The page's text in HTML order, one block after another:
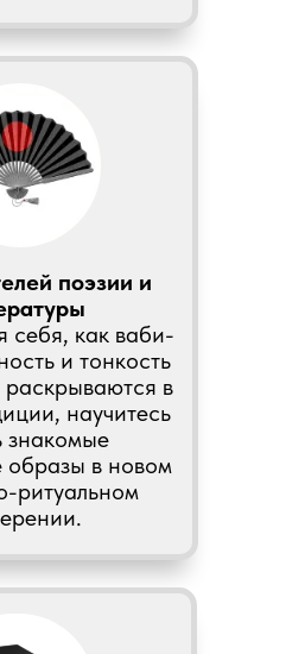
поэзии и
себя, как ваби-
и тонкость
в
научитесь
знакомые
образы в новом
ритуальном